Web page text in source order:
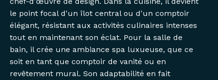
le point focal d'un îlot central ou d'un comptoir
élégant, résistant aux activités culinaires intenses
tout en maintenant son éclat. Pour la salle de
bain, il crée une ambiance spa luxueuse, que ce
soit en tant que comptoir de vanité ou en
revêtement mural. Son adaptabilité en fait